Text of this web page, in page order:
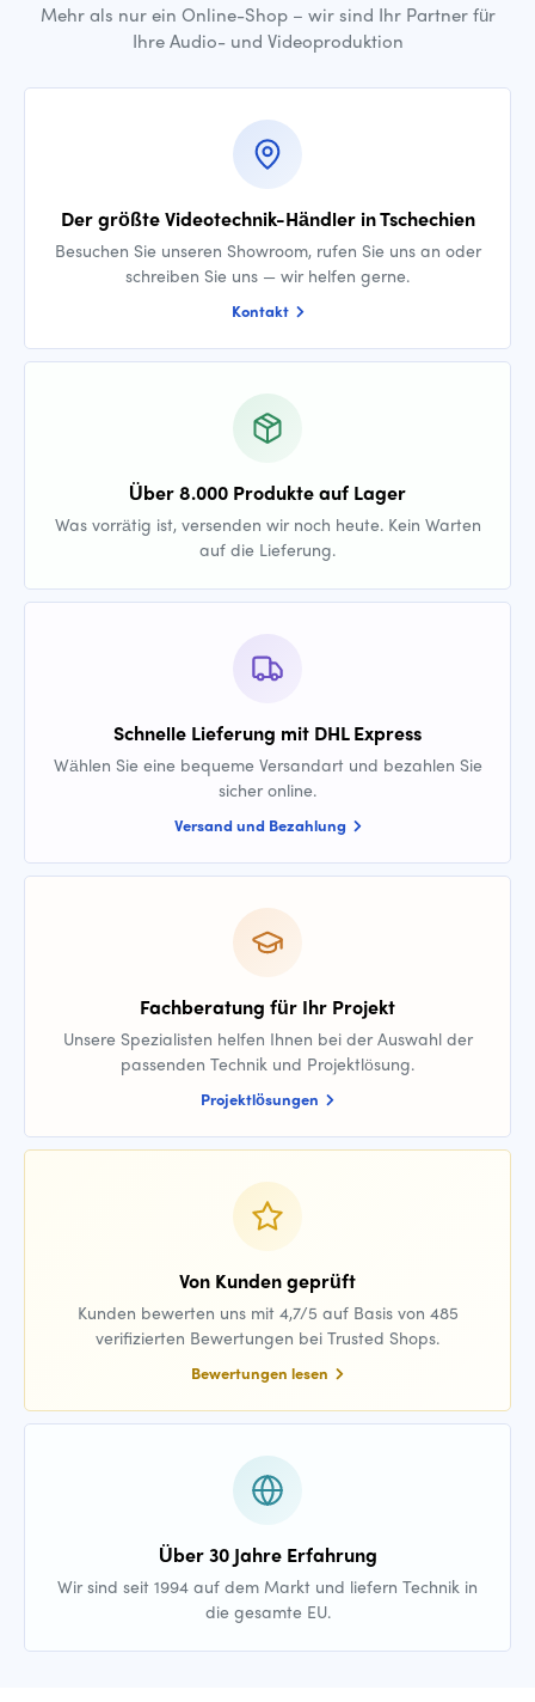
Mehr als nur ein Online-Shop – wir sind Ihr Partner für
Ihre Audio- und Videoproduktion
Der größte Videotechnik-Händler in Tschechien
Besuchen Sie unseren Showroom, rufen Sie uns an oder
schreiben Sie uns — wir helfen gerne.
Kontakt
Über 8.000 Produkte auf Lager
Was vorrätig ist, versenden wir noch heute. Kein Warten
auf die Lieferung.
Schnelle Lieferung mit DHL Express
Wählen Sie eine bequeme Versandart und bezahlen Sie
sicher online.
Versand und Bezahlung
Fachberatung für Ihr Projekt
Unsere Spezialisten helfen Ihnen bei der Auswahl der
passenden Technik und Projektlösung.
Projektlösungen
Von Kunden geprüft
Kunden bewerten uns mit 4,7/5 auf Basis von 485
verifizierten Bewertungen bei Trusted Shops.
Bewertungen lesen
Über 30 Jahre Erfahrung
Wir sind seit 1994 auf dem Markt und liefern Technik in
die gesamte EU.